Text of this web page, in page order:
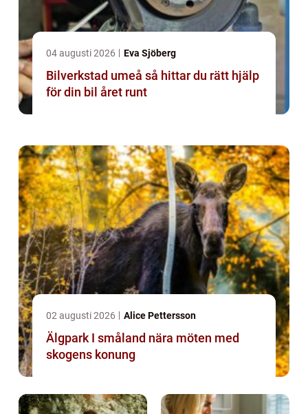
04 augusti 2026 Eva Sjöberg
Bilverkstad umeå så hittar du rätt hjälp
för din bil året runt
02 augusti 2026 Alice Pettersson
Älgpark I småland nära möten med
skogens konung